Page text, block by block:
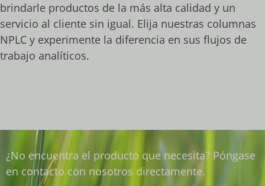
brindarle productos de la más alta calidad y un
servicio al cliente sin igual. Elija nuestras columnas
NPLC y experimente la diferencia en sus flujos de
trabajo analíticos.
¿No encuentra el producto que necesita? Póngase
en contacto con nosotros directamente.